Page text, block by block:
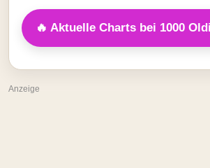
🔥 Aktuelle Charts bei 1000
Anzeige